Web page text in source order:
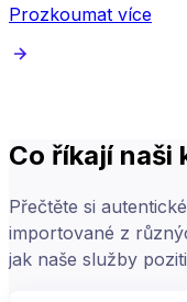
Prozkoumat více
Co říkají naši
Přečtěte si
importované z
jak naše služby